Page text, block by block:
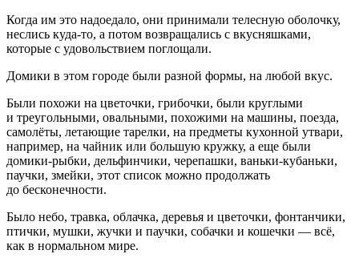
Когда им это надоедало, они принимали телесную оболочку,
неслись куда-то, а потом возвращались с вкусняшками,
которые с удовольствием поглощали.
Домики в этом городе были разной формы, на любой вкус.
Были похожи на цветочки, грибочки, были круглыми
и треугольными, овальными, похожими на машины, поезда,
самолёты, летающие тарелки, на предметы кухонной утвари,
например, на чайник или большую кружку, а еще были
домики-рыбки, дельфинчики, черепашки, ваньки-кубаньки,
паучки, змейки, этот список можно продолжать
до бесконечности.
Было небо, травка, облачка, деревья и цветочки, фонтанчики,
птички, мушки, жучки и паучки, собачки и кошечки — всё,
как в нормальном мире.